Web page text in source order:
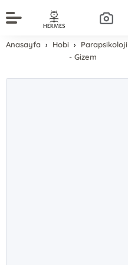
Anasayfa Hobi
Parapsikoloji
- Gizem